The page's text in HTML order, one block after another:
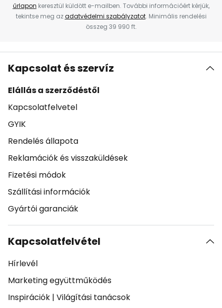
űrlapon keresztül küldött e-mailben. További információért kérjük,
tekintse meg azadatvédelmi szabályzatot. Minimális rendelési
összeg 39 990 ft.
Kapcsolat és szervíz
Elállás a szerződéstől
Kapcsolatfelvetel
GYIK
Rendelés állapota
Reklamációk és visszaküldések
Fizetési módok
Szállítási információk
Gyártói garanciák
Kapcsolatfelvétel
Hírlevél
Marketing együttműködés
Inspirációk | Világítási tanácsok